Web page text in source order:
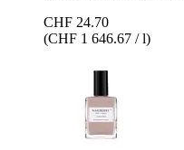
CHF 24.70
(CHF 1 646.67 / l)